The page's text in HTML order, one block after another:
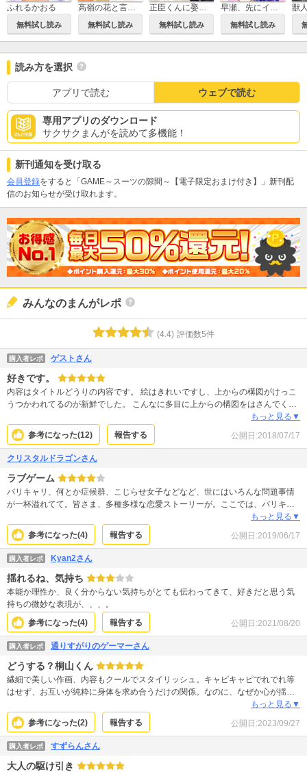
ふれるかおる
無料試し読み
高嶺の花と言われ続けて処女歴更新中 Love Jossie
無料試し読み
正臣くんに娶られました。 Love Jossie
無料試し読み
早瀬、先にイクッてよ～幼なじみとえっちな特訓～
無料試し読み
読み方を選択
アプリで読む ウェブで読む
専用アプリのダウンロード
サクサクまんがを読めて多機能！
新刊通知を受け取る
会員登録をすると「GAME～スーツの隙間～【電子限定おまけ付き】」新刊配
信のお知らせが受け取れます。
みんなのまんがレポ
(4.4) 評価数5件
購入者レポ ゲストさん
好きです。
内容はタイトルどうりの内容です。 絵はきれいですし、上からの構図がけっこ
うつかわれてるのが新鮮でした。 こんなに多目に上からの構図をはさんでくる
漫画家さんはあまり知らないですし、絵が上手いからこそ描きこなせるのかと
おもいます。 次刊も楽しみに待ってます(＾ω＾)
もっと見る▼
参考になった(12) 報告する 公開日:2018/07/17
クリスタルドラゴンさん
ラブゲーム
バリキャリ、何とか症候群、こじらせ女子などなど、世にはいろんな問題事情
が一杯溢れてて。皆さま、多種多様な恋愛ストーリーが。ここでは、バリキャ
リカッコいい出来る小夜さんと、これまた出来るイケメン後輩の桐生くんとの
ゲームの結末はどうなるのー、気になるー。
もっと見る▼
参考になった(4) 報告する 公開日:2019/06/17
購入者レポ Kyan2さん
揺れるね、気持ち
本能か理性か、良く分からない気持ちがとても伝わってきて、好きだと思う気
持ちの微妙な表現が、、、。
参考になった(4) 報告する 公開日:2021/08/20
購入者レポ 通りすがりのゲーマーさん
どうする？桐山くん
繊細で美しい作画、内容もクールでスタイリッシュ。キャピキャピでれでれ等
はせず、お互いが純粋に身体を求め合うだけの関係。なのに、なぜか心が揺さ
ぶられます。視線や仕草の描写で言葉は少ないながらも読み解く事ができ、二
人の心の変化に胸の奥が痛くなります。 作者様のキャラへ込めた情熱が、１コ
マ１コマ丁寧に描かれており、話もブレない展開でよき。 桐山くんがなぜこん
な恋愛観なのか、過去に何かあったのか、そこも気になるので…いつか描いて
くれたら嬉しいです。 完結まで追いかけますから、更新お願いします。 楽しみ
にしています！
もっと見る▼
参考になった(2) 報告する 公開日:2023/09/27
購入者レポ すずらんさん
大人の駆け引き